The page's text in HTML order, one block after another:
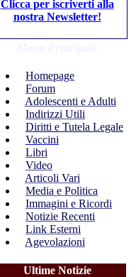
Clicca per iscriverti alla
nostra Newsletter!
Homepage
Forum
Adolescenti e Adulti
Indirizzi Utili
Diritti e Tutela Legale
Vaccini
Libri
Video
Articoli Vari
Media e Politica
Immagini e Ricordi
Notizie Recenti
Link Esterni
Agevolazioni
Ultime Notizie